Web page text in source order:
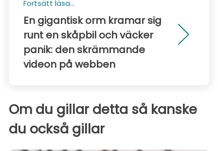
Fortsätt läsa...
En gigantisk orm kramar sig
runt en skåpbil och väcker
panik: den skrämmande
videon på webben
Om du gillar detta så kanske
du också gillar